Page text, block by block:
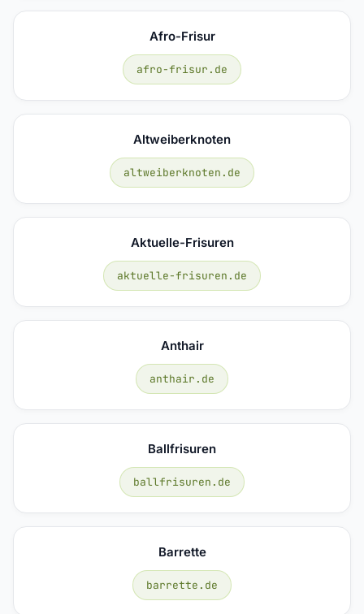
Afro-Frisur
afro-frisur.de
Altweiberknoten
altweiberknoten.de
Aktuelle-Frisuren
aktuelle-frisuren.de
Anthair
anthair.de
Ballfrisuren
ballfrisuren.de
Barrette
barrette.de